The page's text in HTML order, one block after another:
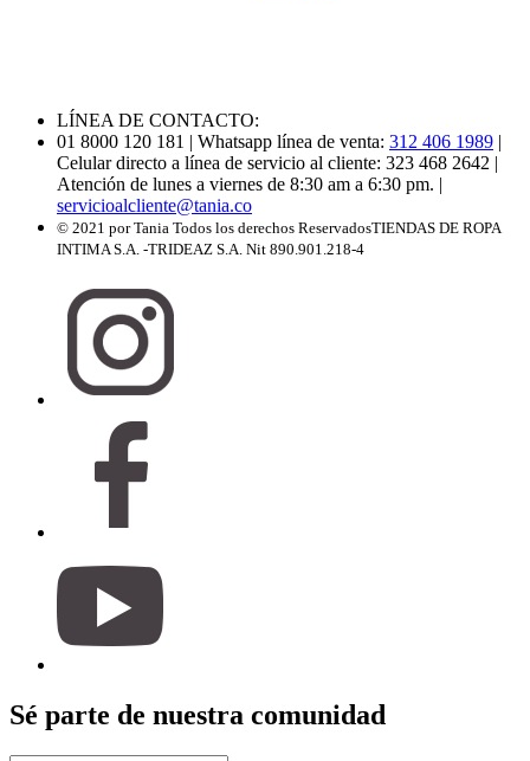
LÍNEA DE CONTACTO:
01 8000 120 181 | Whatsapp línea de venta: 312 406 1989 |
Celular directo a línea de servicio al cliente: 323 468 2642 |
Atención de lunes a viernes de 8:30 am a 6:30 pm. |
servicioalcliente@tania.co
© 2021 por Tania Todos los derechos ReservadosTIENDAS DE ROPA
INTIMA S.A. -TRIDEAZ S.A. Nit 890.901.218-4
Sé parte de nuestra comunidad